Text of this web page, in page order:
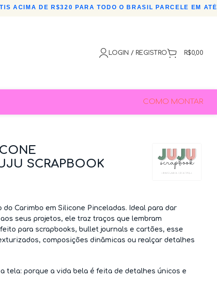
ACIMA DE R$320 PARA TODO O BRASIL• PARCELE EM ATÉ
LOGIN / REGISTRO R$0,00
COMO MONTAR
SCRAPBOOK
do Carimbo em Silicone Pinceladas. Ideal para dar
seus projetos, ele traz traços que lembram
para scrapbooks, bullet journals e cartões, esse
composições dinâmicas ou realçar detalhes
tela: porque a vida bela é feita de detalhes únicos e